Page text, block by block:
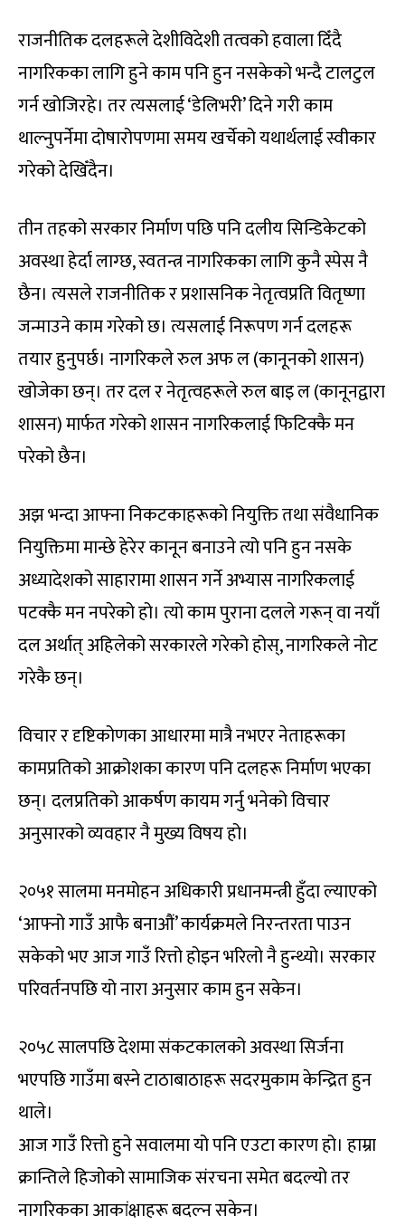
राजनीतिक दलहरूले देशीविदेशी तत्वको हवाला दिँदै
नागरिकका लागि हुने काम पनि हुन नसकेको भन्दै टालटुल
गर्न खोजिरहे। तर त्यसलाई ‘डेलिभरी’ दिने गरी काम
थाल्नुपर्नेमा दोषारोपणमा समय खर्चेको यथार्थलाई स्वीकार
गरेको देखिँदैन।
तीन तहको सरकार निर्माण पछि पनि दलीय सिन्डिकेटको
अवस्था हेर्दा लाग्छ, स्वतन्त्र नागरिकका लागि कुनै स्पेस नै
छैन। त्यसले राजनीतिक र प्रशासनिक नेतृत्वप्रति वितृष्णा
जन्माउने काम गरेको छ। त्यसलाई निरूपण गर्न दलहरू
तयार हुनुपर्छ। नागरिकले रुल अफ ल (कानूनको शासन)
खोजेका छन्। तर दल र नेतृत्वहरूले रुल बाइ ल (कानूनद्वारा
शासन) मार्फत गरेको शासन नागरिकलाई फिटिक्कै मन
परेको छैन।
अझ भन्दा आफ्ना निकटकाहरूको नियुक्ति तथा संवैधानिक
नियुक्तिमा मान्छे हेरेर कानून बनाउने त्यो पनि हुन नसके
अध्यादेशको साहारामा शासन गर्ने अभ्यास नागरिकलाई
पटक्कै मन नपरेको हो। त्यो काम पुराना दलले गरून् वा नयाँ
दल अर्थात् अहिलेको सरकारले गरेको होस्, नागरिकले नोट
गरेकै छन्।
विचार र दृष्टिकोणका आधारमा मात्रै नभएर नेताहरूका
कामप्रतिको आक्रोशका कारण पनि दलहरू निर्माण भएका
छन्। दलप्रतिको आकर्षण कायम गर्नु भनेको विचार
अनुसारको व्यवहार नै मुख्य विषय हो।
२०५१ सालमा मनमोहन अधिकारी प्रधानमन्त्री हुँदा ल्याएको
‘आफ्नो गाउँ आफै बनाऔं’ कार्यक्रमले निरन्तरता पाउन
सकेको भए आज गाउँ रित्तो होइन भरिलो नै हुन्थ्यो। सरकार
परिवर्तनपछि यो नारा अनुसार काम हुन सकेन।
२०५८ सालपछि देशमा संकटकालको अवस्था सिर्जना
भएपछि गाउँमा बस्ने टाठाबाठाहरू सदरमुकाम केन्द्रित हुन
थाले।
आज गाउँ रित्तो हुने सवालमा यो पनि एउटा कारण हो। हाम्रा
क्रान्तिले हिजोको सामाजिक संरचना समेत बदल्यो तर
नागरिकका आकांक्षाहरू बदल्न सकेन।